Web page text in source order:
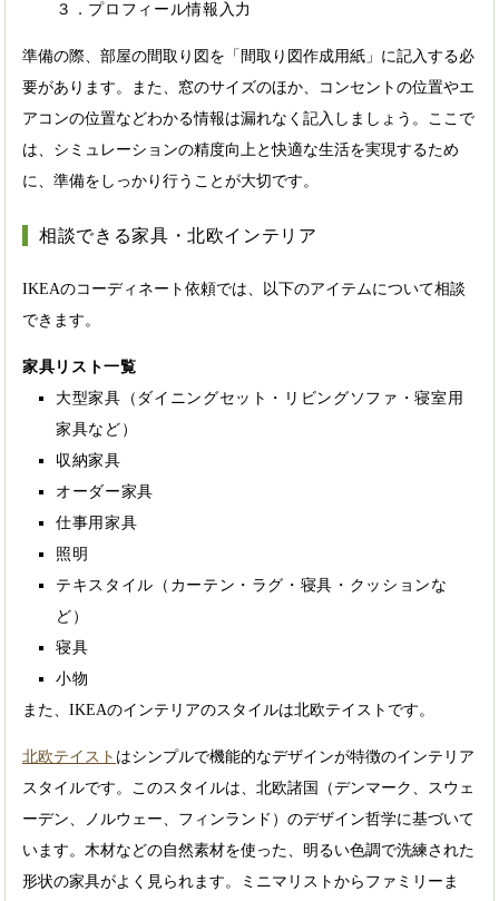
３．プロフィール情報入力
準備の際、部屋の間取り図を「間取り図作成用紙」に記入する必
要があります。また、窓のサイズのほか、コンセントの位置やエ
アコンの位置などわかる情報は漏れなく記入しましょう。ここで
は、シミュレーションの精度向上と快適な生活を実現するため
に、準備をしっかり行うことが大切です。
相談できる家具・北欧インテリア
IKEAのコーディネート依頼では、以下のアイテムについて相談
できます。
家具リスト一覧
大型家具（ダイニングセット・リビングソファ・寝室用
家具など）
収納家具
オーダー家具
仕事用家具
照明
テキスタイル（カーテン・ラグ・寝具・クッションな
ど）
寝具
小物
また、IKEAのインテリアのスタイルは北欧テイストです。
北欧テイスト はシンプルで機能的なデザインが特徴のインテリア
スタイルです。このスタイルは、北欧諸国（デンマーク、スウェ
ーデン、ノルウェー、フィンランド）のデザイン哲学に基づいて
います。木材などの自然素材を使った、明るい色調で洗練された
形状の家具がよく見られます。ミニマリストからファミリーま